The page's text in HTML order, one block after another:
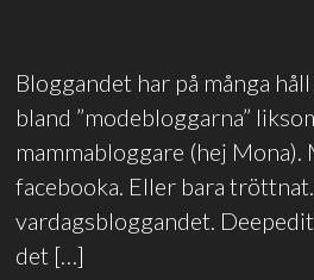
Bloggandet har på många
bland ”modebloggarna”
mammabloggare (hej
facebooka. Eller bara
vardagsbloggandet.
det […]